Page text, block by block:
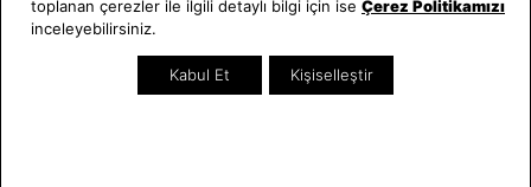
Hediye Kartı
Blog
toplanan çerezler ile ilgili detaylı bilgi için ise Çerez Politikamızı
inceleyebilirsiniz.
Kabul Et Kişiselleştir